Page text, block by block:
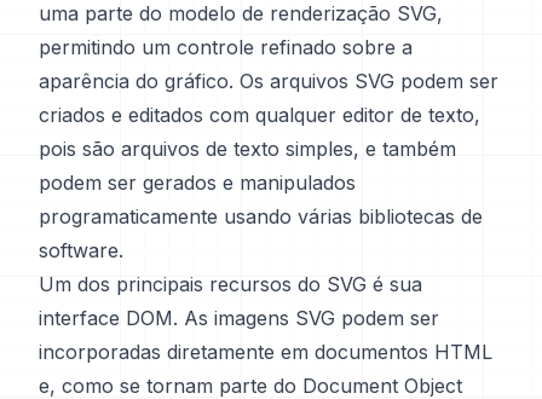
uma parte do modelo de renderização SVG,
permitindo um controle refinado sobre a
aparência do gráfico. Os arquivos SVG podem ser
criados e editados com qualquer editor de texto,
pois são arquivos de texto simples, e também
podem ser gerados e manipulados
programaticamente usando várias bibliotecas de
software.
Um dos principais recursos do SVG é sua
interface DOM. As imagens SVG podem ser
incorporadas diretamente em documentos HTML
e, como se tornam parte do Document Object